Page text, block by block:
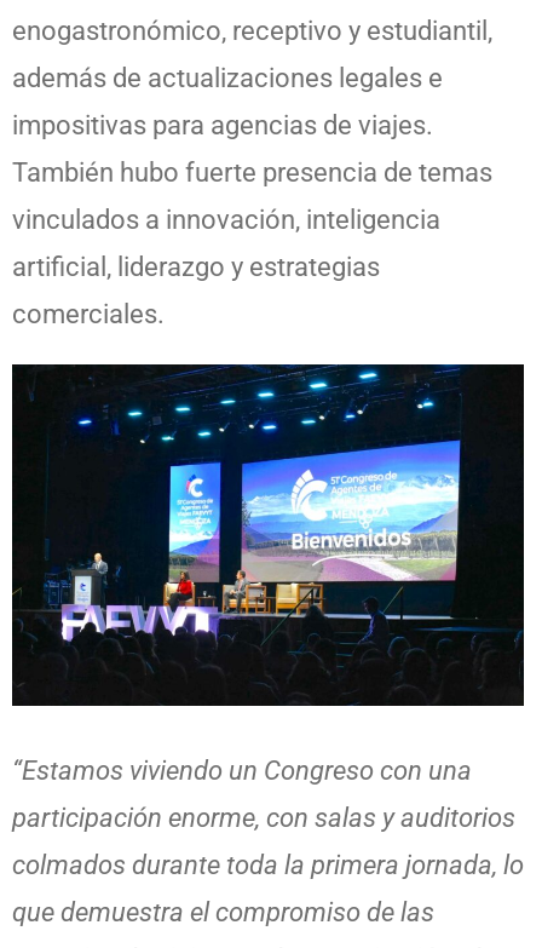
enogastronómico, receptivo y estudiantil,
además de actualizaciones legales e
impositivas para agencias de viajes.
También hubo fuerte presencia de temas
vinculados a innovación, inteligencia
artificial, liderazgo y estrategias
comerciales.
“Estamos viviendo un Congreso con una
participación enorme, con salas y auditorios
colmados durante toda la primera jornada, lo
que demuestra el compromiso de las